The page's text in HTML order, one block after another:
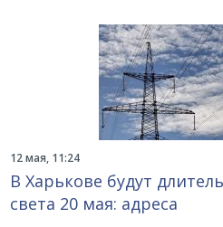
12 мая, 11:24
В Харькове будут
света 20 мая: адреса